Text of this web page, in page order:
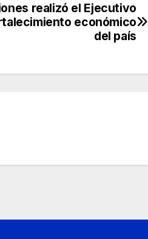
realizó el Ejecutivo
económico
del país